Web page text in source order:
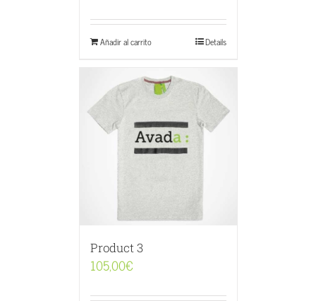
Añadir al carrito Details
Product 3
105,00€